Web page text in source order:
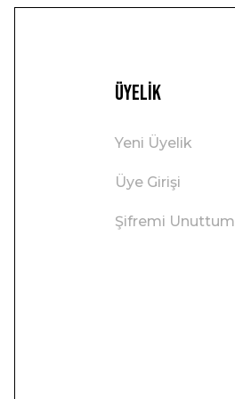
Üyelik
Yeni Üyelik
Üye Girişi
Şifremi Unuttum